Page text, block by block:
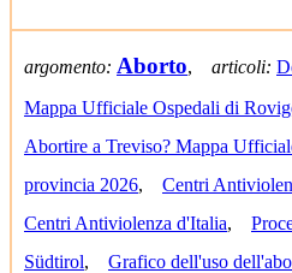
argomento: Aborto, articoli:
Mappa Ufficiale Ospedali di
Abortire a Treviso? Mappa
provincia 2026, Centri
Centri Antiviolenza d'Italia,
Südtirol, Grafico dell'uso